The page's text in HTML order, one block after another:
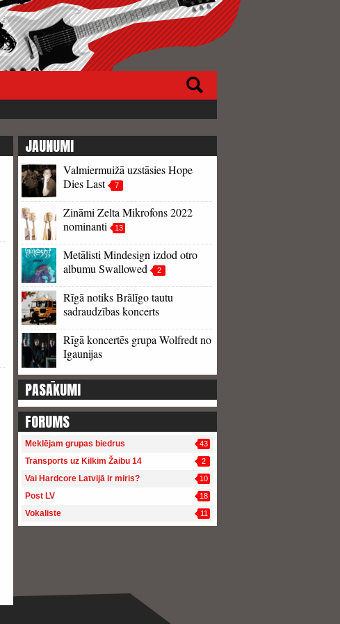
JAUNUMI
Valmiermuižā uzstāsies Hope
Dies Last
7
Zināmi Zelta Mikrofons 2022
nominanti
13
Metālisti Mindesign izdod otro
albumu Swallowed
2
Rīgā notiks Brālīgo tautu
sadraudzības koncerts
Rīgā koncertēs grupa Wolfredt no
Igaunijas
PASĀKUMI
FORUMS
Meklējam grupas biedrus 43
Transports uz Kilkim Žaibu 14 2
Vai Hardcore Latvijā ir miris? 10
Post LV 18
Vokaliste 11